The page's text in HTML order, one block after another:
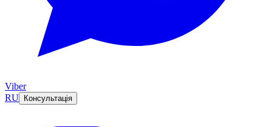
Viber
RU
Консультація